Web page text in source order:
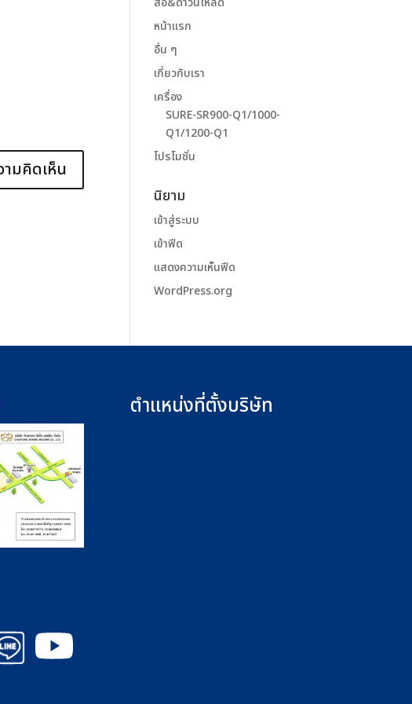
หน้าแรก
อื่น ๆ
เกี่ยวกับเรา
เครื่อง
SURE-SR900-Q1/1000-
Q1/1200-Q1
โปรโมชั่น
นิยาม
เข้าสู่ระบบ
เข้าฟีด
แสดงความเห็นฟีด
WordPress.org
ตำแหน่งที่ตั้งบริษัท